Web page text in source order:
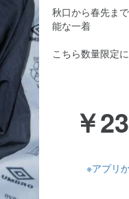
秋口から春先ま
能な一着
こちら数量限定
￥
※アプリ